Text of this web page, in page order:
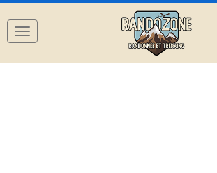
Navigation